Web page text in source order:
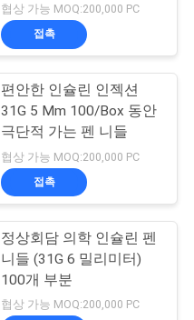
협상 가능 MOQ:200,000 PC
접촉
편안한 인슐린 인젝션
31G 5 Mm 100/Box 동안
극단적 가는 펜 니들
협상 가능 MOQ:200,000 PC
접촉
정상회담 의학 인슐린 펜
니들 (31G 6 밀리미터)
100개 부분
협상 가능 MOQ:200,000 PC